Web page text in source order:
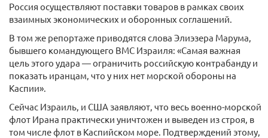
Россия осуществляют поставки товаров в рамках своих
взаимных экономических и оборонных соглашений.
В том же репортаже приводятся слова Элиэзера Марума,
бывшего командующего ВМС Израиля: «Самая важная
цель этого удара — ограничить российскую контрабанду и
показать иранцам, что у них нет морской обороны на
Каспии».
Сейчас Израиль, и США заявляют, что весь военно-морской
флот Ирана практически уничтожен и выведен из строя, в
том числе флот в Каспийском море. Подтверждений этому,